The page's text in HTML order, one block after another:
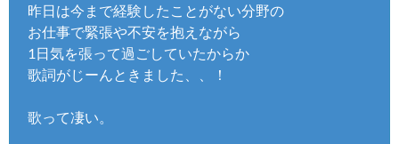
昨日は今まで経験したことがない分野の
お仕事で緊張や不安を抱えながら
1日気を張って過ごしていたからか
歌詞がじーんときました、、！
歌って凄い。